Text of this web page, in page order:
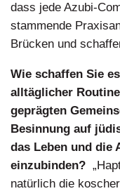
dass jede Azubi-
stammende
Brücken und
Wie schaffen Sie
alltäglicher
geprägten
Besinnung auf
das Leben und die
einzubinden?
natürlich die